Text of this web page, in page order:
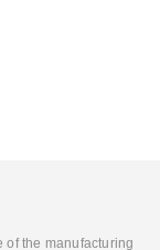
of the manufacturing